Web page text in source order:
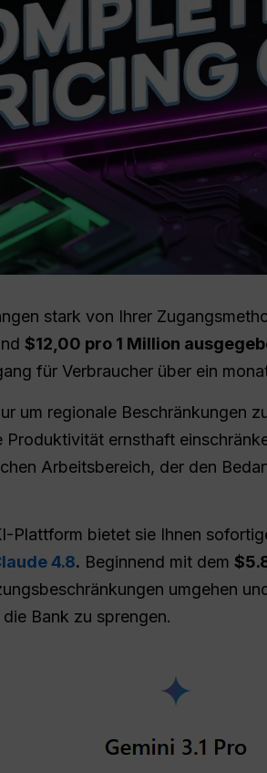
stark von Ihrer
$12,00 pro 1 Million
für Verbraucher über ein
um regionale Beschränkungen
Produktivität ernsthaft
Arbeitsbereich, der den
Plattform bietet sie Ihnen
4.8. Beginnend mit dem
umgehen
Bank zu sprengen.